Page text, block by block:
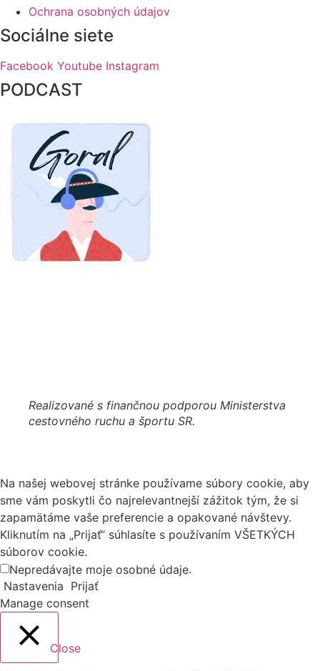
Ochrana osobných údajov
Sociálne siete
Facebook Youtube Instagram
PODCAST
Realizované s finančnou podporou Ministerstva
cestovného ruchu a športu SR.
Na našej webovej stránke používame súbory cookie, aby
sme vám poskytli čo najrelevantnejší zážitok tým, že si
zapamätáme vaše preferencie a opakované návštevy.
Kliknutím na „Prijať“ súhlasíte s používaním VŠETKÝCH
súborov cookie.
Nepredávajte moje osobné údaje.
Nastavenia Prijať
Manage consent
Close